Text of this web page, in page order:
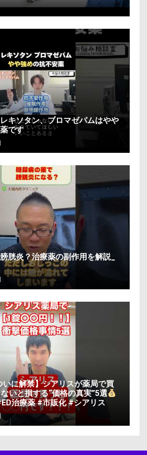
レキソタン、ブロマゼパムはやや
です
胱炎？治療薬の副作用を解説_
いに解禁】シアリスが薬局で買
いと損する“価格の真実”5選
治療薬 #市販化 #シアリス